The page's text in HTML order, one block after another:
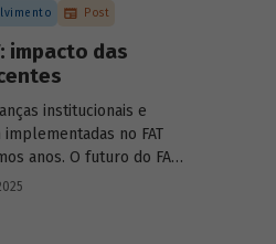
Post
impacto das
institucionais e
no FAT
anos. O futuro do FAT
ele beneficiadas –